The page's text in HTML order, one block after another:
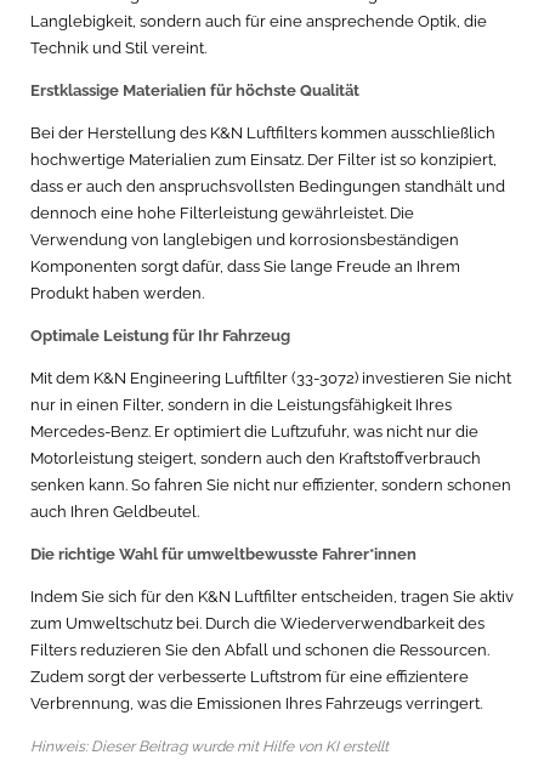
Langlebigkeit, sondern auch für eine ansprechende Optik, die
Technik und Stil vereint.
Erstklassige Materialien für höchste Qualität
Bei der Herstellung des K&N Luftfilters kommen ausschließlich
hochwertige Materialien zum Einsatz. Der Filter ist so konzipiert,
dass er auch den anspruchsvollsten Bedingungen standhält und
dennoch eine hohe Filterleistung gewährleistet. Die
Verwendung von langlebigen und korrosionsbeständigen
Komponenten sorgt dafür, dass Sie lange Freude an Ihrem
Produkt haben werden.
Optimale Leistung für Ihr Fahrzeug
Mit dem K&N Engineering Luftfilter (33-3072) investieren Sie nicht
nur in einen Filter, sondern in die Leistungsfähigkeit Ihres
Mercedes-Benz. Er optimiert die Luftzufuhr, was nicht nur die
Motorleistung steigert, sondern auch den Kraftstoffverbrauch
senken kann. So fahren Sie nicht nur effizienter, sondern schonen
auch Ihren Geldbeutel.
Die richtige Wahl für umweltbewusste Fahrer*innen
Indem Sie sich für den K&N Luftfilter entscheiden, tragen Sie aktiv
zum Umweltschutz bei. Durch die Wiederverwendbarkeit des
Filters reduzieren Sie den Abfall und schonen die Ressourcen.
Zudem sorgt der verbesserte Luftstrom für eine effizientere
Verbrennung, was die Emissionen Ihres Fahrzeugs verringert.
Hinweis: Dieser Beitrag wurde mit Hilfe von KI erstellt